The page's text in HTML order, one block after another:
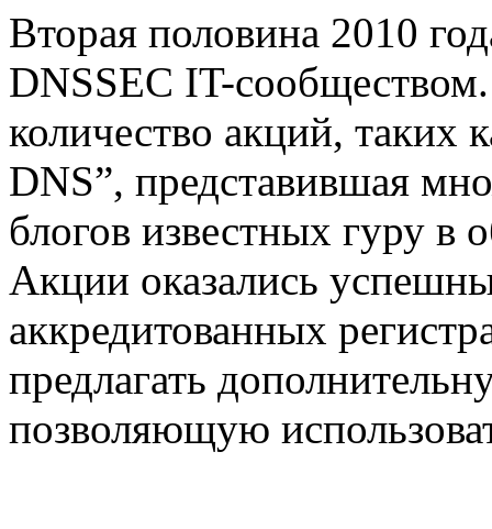
Вторая половина 2010
DNSSEC IT-
количество акций, таких
DNS”, представившая
блогов известных гуру в
Акции оказались
аккредитованных
предлагать
позволяющую